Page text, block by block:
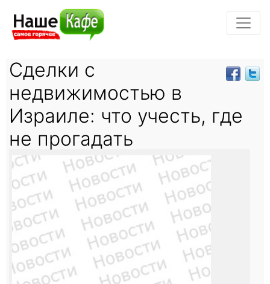
Сделки с
недвижимостью в
Израиле: что учесть, где
не прогадать